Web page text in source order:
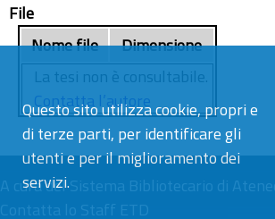
Questo sito utilizza cookie, propri e
di terze parti, per identificare gli
utenti e per il miglioramento dei
servizi.
testosterone in assenza di stimolazione
gonadotropinica, con un conseguente
puberale prematuro del bambino.
Obiettivo della tesi. La presente tesi
analizzare le caratteristiche cliniche e
terapia in una casistica, relativamente
questa patologia rara, di pazienti
diversi periodi temporali nell’ambito di
multicentrico retrospettivo tra l’UO di
File
Nome file
Dimensione
La tesi non è consultabile.
Contatta l’autore
A cura delSistema Bibliotecario di
Contatta lo Staff ETD